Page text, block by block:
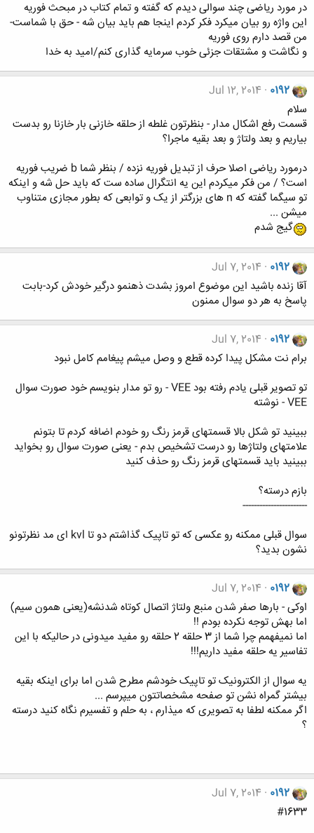
در مورد ریاضی چند سوالی دیدم که گفته و تمام کتاب در مبحث فوریه
این واژه رو بیان میکرد فکر کردم اینجا هم باید بیان شه - حق با شماست-
من قصد دارم روی فوریه
و نگاشت و مشتقات جزئی خوب سرمایه گذاری کنم/امید به خدا
0192
Jul 12, 2014
سلام
قسمت رفع اشکال مدار - بنظرتون غلطه از حلقه خازنی بار خازنا رو بدست
بیاریم و بعد ولتاژ و بعد بقیه ماجرا؟
درمورد ریاضی اصلا حرف از تبدیل فوریه نزده / بنظر شما b ضریب فوریه
است؟ / من فکر میکردم این یه انتگرال ساده ست که باید حل شه و اینکه
تو سیگما گفته که n های بزرگتر از یک و توابعی که بطور مجازی متناوب
میشن ...
گیج شدم
0192
Jul 7, 2014
آقا زنده باشید این موضوع امروز بشدت ذهنمو درگیر خودش کرد-بابت
پاسخ به هر دو سوال ممنون
0192
Jul 7, 2014
برام نت مشکل پیدا کرده قطع و وصل میشم پیغامم کامل نبود
تو تصویر قبلی یادم رفته بود VEE - رو تو مدار بنویسم خود صورت سوال
VEE - نوشته
ببینید تو شکل بالا قسمتهای قرمز رنگ رو خودم اضافه کردم تا بتونم
علامتهای ولتاژها رو درست تشخیص بدم - یعنی صورت سوال رو بخواید
ببینید باید قسمتهای قرمز رنگ رو حذف کنید
بازم درسته؟
-----------------------
سوال قبلی ممکنه رو عکسی که تو تاپیک گذاشتم دو تا kvl ای مد نظرتونو
نشون بدید؟
0192
Jul 7, 2014
اوکی - بارها صفر شدن منبع ولتاژ اتصال کوتاه شدنشه(یعنی همون سیم)
اما بهش توجه نکرده بودم !!
اما نمیفهمم چرا شما از 3 حلقه 2 حلقه رو مفید میدونی در حالیکه با این
تفاسیر یه حلقه مفید داریم!!!
یه سوال از الکترونیک تو تاپیک خودشم مطرح شدن اما برای اینکه بقیه
بیشتر گمراه نشن تو صفحه مشخصاتتون میپرسم ...
اگر ممکنه لطفا به تصویری که میذارم ، به حلم و تفسیرم نگاه کنید درسته
؟
0192
Jul 7, 2014
#1633